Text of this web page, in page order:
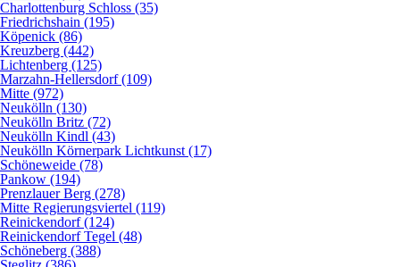
Charlottenburg Schloss (35)
Friedrichshain (195)
Köpenick (86)
Kreuzberg (442)
Lichtenberg (125)
Marzahn-Hellersdorf (109)
Mitte (972)
Neukölln (130)
Neukölln Britz (72)
Neukölln Kindl (43)
Neukölln Körnerpark Lichtkunst (17)
Schöneweide (78)
Pankow (194)
Prenzlauer Berg (278)
Mitte Regierungsviertel (119)
Reinickendorf (124)
Reinickendorf Tegel (48)
Schöneberg (388)